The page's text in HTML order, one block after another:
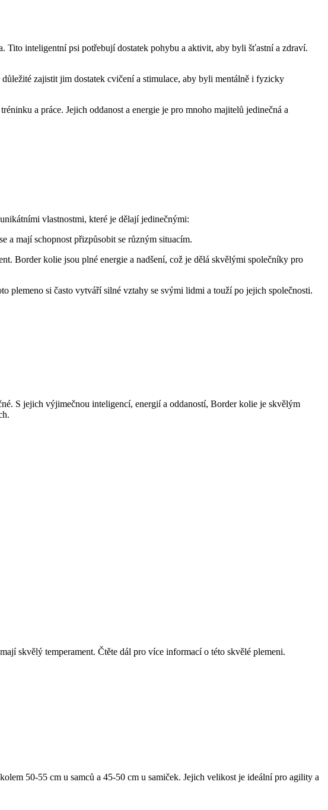
inteligentní psi potřebují dostatek pohybu a aktivit, aby byli šťastní a zdraví.
zajistit jim dostatek cvičení a stimulace, aby byli mentálně i fyzicky
a práce. Jejich oddanost a energie je pro mnoho majitelů jedinečná a
vlastnostmi, které je dělají jedinečnými:
a mají schopnost přizpůsobit se různým situacím.
Border kolie jsou plné energie a nadšení, což je dělá skvělými společníky pro
si často vytváří silné vztahy se svými lidmi a touží po jejich společnosti.
S jejich výjimečnou inteligencí, energií a oddaností, Border kolie je skvělým
skvělý temperament. Čtěte dál pro více informací o této skvělé plemeni.
50-55 cm u samců a 45-50 cm u samiček. Jejich velikost je ideální pro agility a